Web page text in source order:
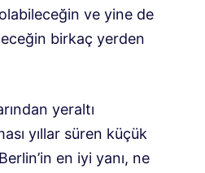
ve yine de
birkaç yerden
yeraltı
yıllar süren küçük
en iyi yanı, ne